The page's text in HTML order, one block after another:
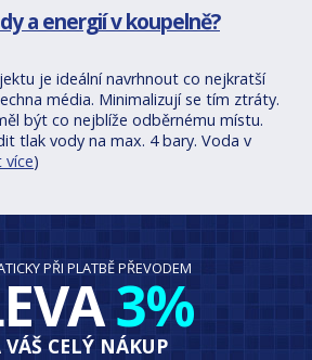
a energií v koupelně?
je ideální navrhnout co nejkratší
média. Minimalizují se tím ztráty.
být co nejblíže odběrnému místu.
tlak vody na max. 4 bary. Voda v
více)
PŘI PLATBĚ PŘEVODEM
3%
VÁŠ CELÝ NÁKUP